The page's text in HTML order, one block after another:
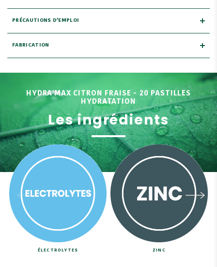
PRÉCAUTIONS D’EMPLOI
FABRICATION
HYDRA'MAX CITRON FRAISE - 20 PASTILLES
HYDRATATION
Les ingrédients
ÉLECTROLYTES ZINC